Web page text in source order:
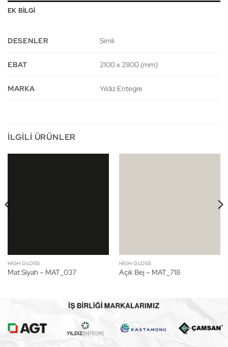
EK BILGI
DESENLER Simli
EBAT 2100 x 2800 (mm)
MARKA Yıldız Entegre
İLGILI ÜRÜNLER
HIGH GLOSS
Mat Siyah – MAT_037
HIGH GLOSS
Açık Bej – MAT_718